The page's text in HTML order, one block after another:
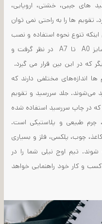
های جیبی، خشتی، اروپایی،
تقویم ها را به راحتی نمی توان
تنوع نحوه استفاده و نصب
آنها باعث می شود تنوع زیادی از سایز A0 تا A7 در نظر گرفت و
که در این بین قرار می گیرد.
اندازه‌های مختلفی دارند که
می‌شوند. جلد سررسید و تقویم
که در چاپ سررسید استفاده شده
چرم طبیعی و پلاستیکی است.
چوب، پلکسی، فلز و بسیاری
تیم اوج نیلی شما را در
کسب و کار خود راهنمایی خواهد